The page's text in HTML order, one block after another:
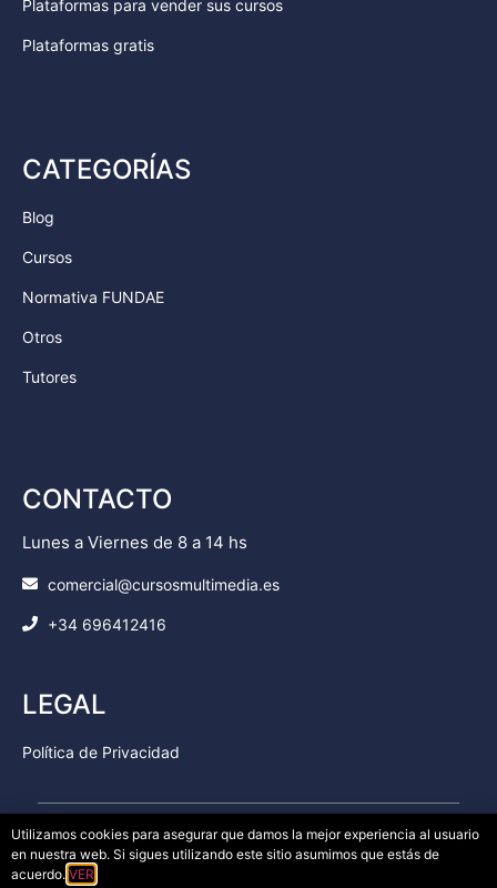
Plataformas para vender sus cursos
Plataformas gratis
CATEGORÍAS
Blog
Cursos
Normativa FUNDAE
Otros
Tutores
CONTACTO
Lunes a Viernes de 8 a 14 hs
comercial@cursosmultimedia.es
+34 696412416
LEGAL
Política de Privacidad
© Copyright 2025
– Todos los
Utilizamos cookies para asegurar que damos la mejor experiencia al usuario
en nuestra web. Si sigues utilizando este sitio asumimos que estás de
acuerdo. VER